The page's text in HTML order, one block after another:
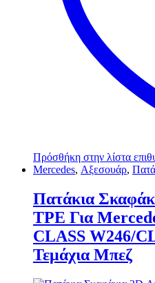
Πρόσθήκη στην λίστα
Mercedes, Αξεσουάρ,
Πατάκια
TPE Για
CLΑSS W246/
Τεμάχια Μπεζ